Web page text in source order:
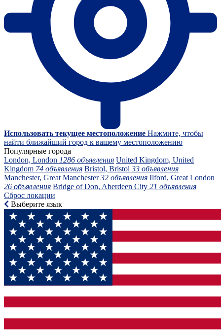
Использовать текущее местоположение Нажмите, чтобы
найти ближайший город к вашему местоположению
Популярные города
London, London 1286 объявления United Kingdom, United
Kingdom 74 объявления Bristol, Bristol 33 объявления
Manchester, Great Manchester32 объявления Ilford, Great London
26 объявления Bridge of Don, Aberdeen City 21 объявления
Сброс локации
Выберите язык